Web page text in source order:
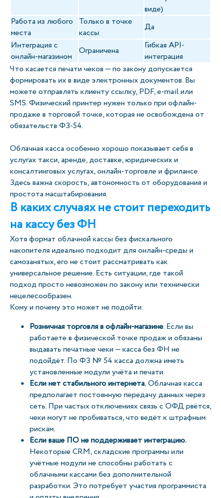
виде)
Работа из любого
места
Только в точке
кассы
Да
Интеграция с
онлайн-магазином
Ограничена
Гибкая API-
интеграция
Что касается печати чеков — по закону допускается
формировать их в виде электронных документов. Вы
можете отправлять клиенту ссылку, PDF, e-mail или
SMS. Физический принтер нужен только при офлайн-
продаже в торговой точке, которая не освобождена от
обязательств ФЗ-54.
Облачная касса особенно хорошо показывает себя в
услугах такси, аренде, доставке, юридических и
консалтинговых услугах, онлайн-торговле и фрилансе.
Здесь важна скорость, автономность от оборудования и
простота масштабирования.
В каких случаях не стоит переходить
на кассу без ФН
Хотя формат облачной кассы без фискального
накопителя идеально подходит для онлайн-среды и
самозанятых, его не стоит рассматривать как
универсальное решение. Есть ситуации, где такой
подход просто невозможен по закону или технически
нецелесообразен.
Кому и почему это может не подойти:
Розничная торговля в офлайн-магазине. Если вы
работаете в физической точке продаж и обязаны
выдавать печатные чеки — касса без ФН не
подойдёт. По ФЗ № 54 касса должна иметь
установленные модули учёта и печати.
Если нет стабильного интернета.Облачная касса
предполагает постоянную передачу данных через
сеть. При частых отключениях связь с ОФД рвётся,
чеки могут не пробиваться, что ведёт к штрафным
рискам.
Если ваше ПО не поддерживает интеграцию.
Некоторые CRM, складские программы или
учётные модули не способны работать с
облачными кассами без дополнительной
разработки. Это потребует участия программиста